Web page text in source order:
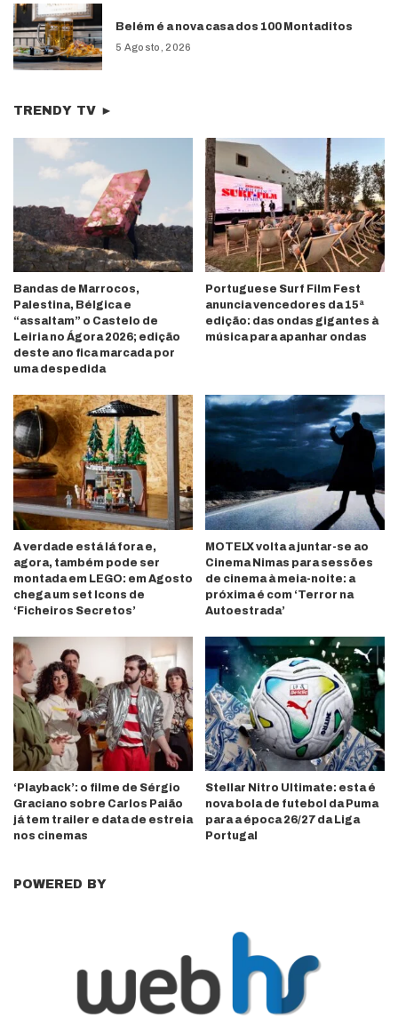
Belém é a nova casa dos 100 Montaditos
5 Agosto, 2026
TRENDY TV ►
Bandas de Marrocos,
Palestina, Bélgica e
“assaltam” o Castelo de
Leiria no Ágora 2026; edição
deste ano fica marcada por
uma despedida
Portuguese Surf Film Fest
anuncia vencedores da 15ª
edição: das ondas gigantes à
música para apanhar ondas
A verdade está lá fora e,
agora, também pode ser
montada em LEGO: em Agosto
chega um set Icons de
‘Ficheiros Secretos’
MOTELX volta a juntar-se ao
Cinema Nimas para sessões
de cinema à meia-noite: a
próxima é com ‘Terror na
Autoestrada’
‘Playback’: o filme de Sérgio
Graciano sobre Carlos Paião
já tem trailer e data de estreia
nos cinemas
Stellar Nitro Ultimate: esta é
nova bola de futebol da Puma
para a época 26/27 da Liga
Portugal
POWERED BY